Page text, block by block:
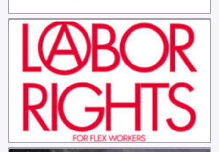
ABOUT THE VRIJE BOND
PRINCIPLES
BECOME A MEMBER
SOLIDARITY FUND
HISTORY OF THE VRIJE BOND
FREE ASSOCIATION